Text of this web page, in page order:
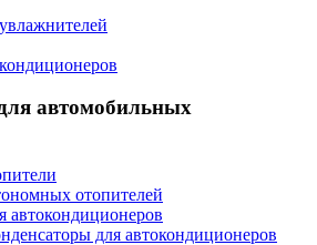
автомобильных
отопителей
автокондиционеров
для автокондиционеров